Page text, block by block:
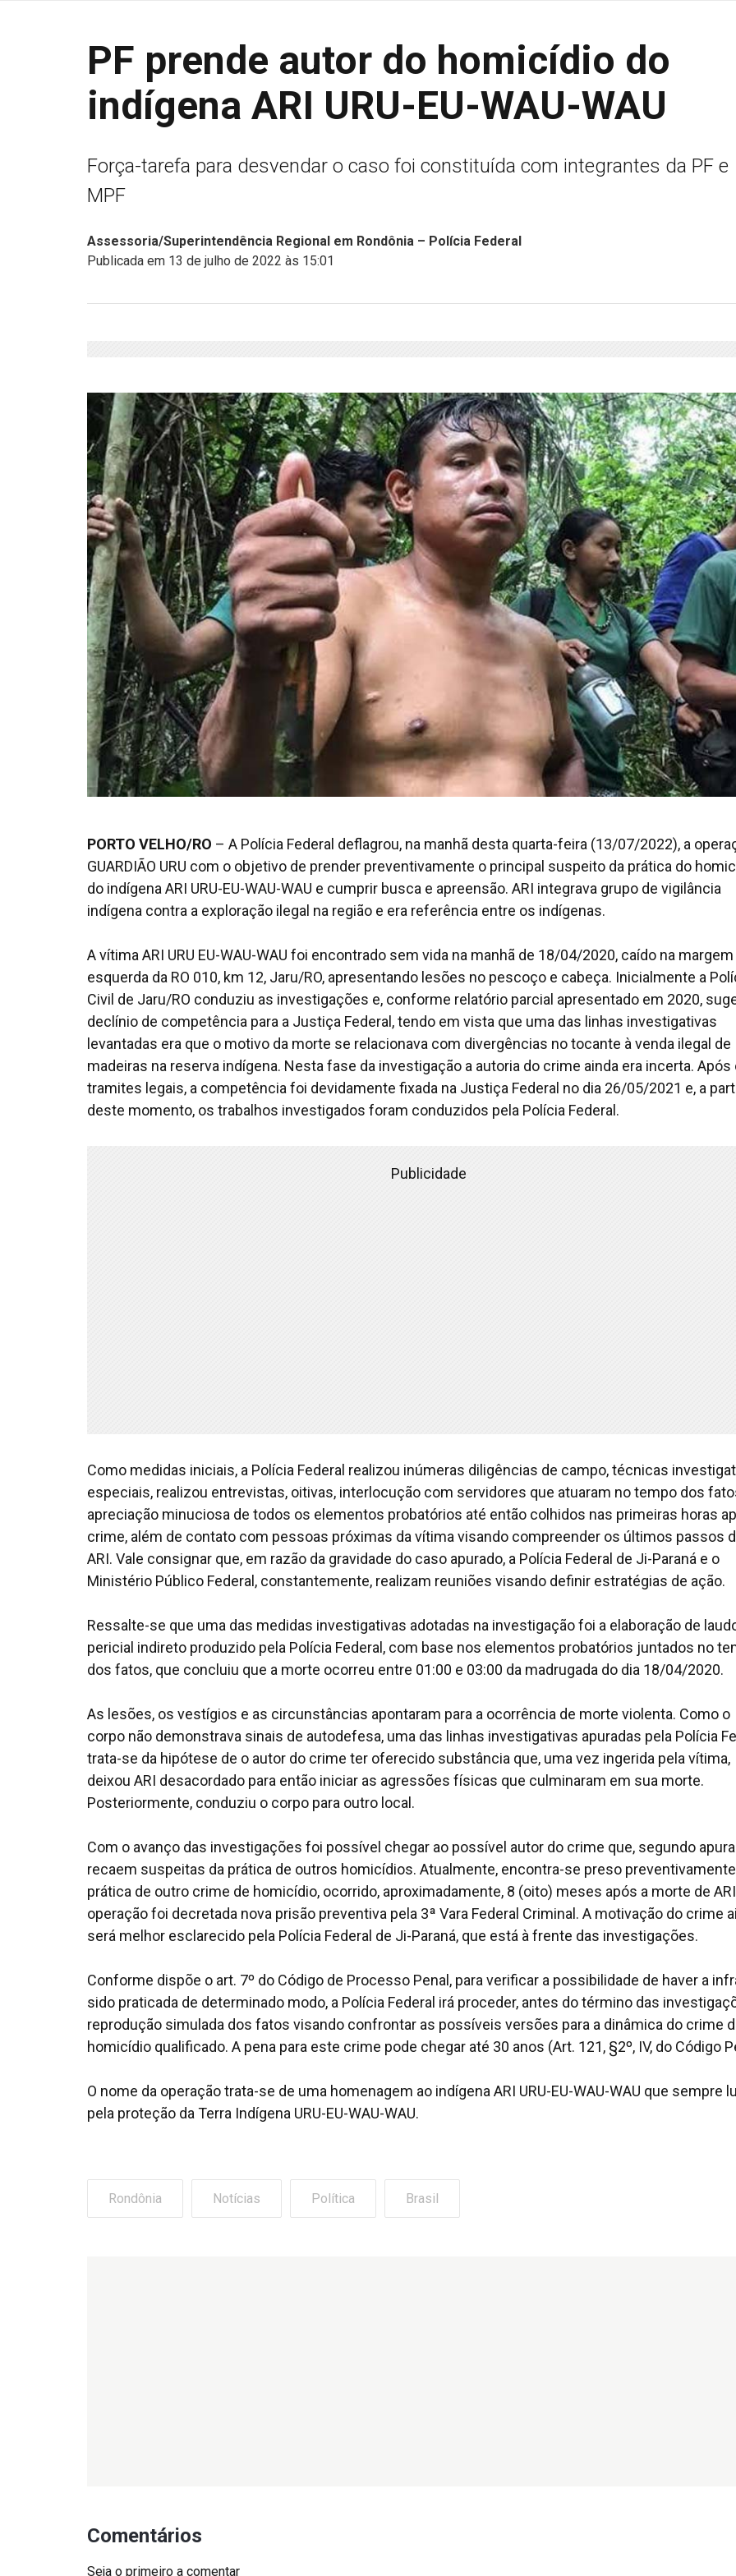
PF prende autor do homicídio do
indígena ARI URU-EU-WAU-WAU
Força-tarefa para desvendar o caso foi constituída com integrantes da PF e
MPF
Assessoria/Superintendência Regional em Rondônia – Polícia Federal
Publicada em 13 de julho de 2022 às 15:01
PORTO VELHO/RO – A Polícia Federal deflagrou, na manhã desta quarta-feira (13/07/2022), a
GUARDIÃO URU com o objetivo de prender preventivamente o principal suspeito da prática do
do indígena ARI URU-EU-WAU-WAU e cumprir busca e apreensão. ARI integrava grupo de vigilância
indígena contra a exploração ilegal na região e era referência entre os indígenas.
A vítima ARI URU EU-WAU-WAU foi encontrado sem vida na manhã de 18/04/2020, caído na margem
esquerda da RO 010, km 12, Jaru/RO, apresentando lesões no pescoço e cabeça. Inicialmente a
Civil de Jaru/RO conduziu as investigações e, conforme relatório parcial apresentado em 2020,
declínio de competência para a Justiça Federal, tendo em vista que uma das linhas investigativas
levantadas era que o motivo da morte se relacionava com divergências no tocante à venda ilegal de
madeiras na reserva indígena. Nesta fase da investigação a autoria do crime ainda era incerta. Após
tramites legais, a competência foi devidamente fixada na Justiça Federal no dia 26/05/2021 e, a
deste momento, os trabalhos investigados foram conduzidos pela Polícia Federal.
Publicidade
Como medidas iniciais, a Polícia Federal realizou inúmeras diligências de campo, técnicas
especiais, realizou entrevistas, oitivas, interlocução com servidores que atuaram no tempo dos
apreciação minuciosa de todos os elementos probatórios até então colhidos nas primeiras horas
crime, além de contato com pessoas próximas da vítima visando compreender os últimos passos
ARI. Vale consignar que, em razão da gravidade do caso apurado, a Polícia Federal de Ji-Paraná e o
Ministério Público Federal, constantemente, realizam reuniões visando definir estratégias de ação.
Ressalte-se que uma das medidas investigativas adotadas na investigação foi a elaboração de
pericial indireto produzido pela Polícia Federal, com base nos elementos probatórios juntados no
dos fatos, que concluiu que a morte ocorreu entre 01:00 e 03:00 da madrugada do dia 18/04/2020.
As lesões, os vestígios e as circunstâncias apontaram para a ocorrência de morte violenta. Como o
corpo não demonstrava sinais de autodefesa, uma das linhas investigativas apuradas pela Polícia
trata-se da hipótese de o autor do crime ter oferecido substância que, uma vez ingerida pela vítima,
deixou ARI desacordado para então iniciar as agressões físicas que culminaram em sua morte.
Posteriormente, conduziu o corpo para outro local.
Com o avanço das investigações foi possível chegar ao possível autor do crime que, segundo
recaem suspeitas da prática de outros homicídios. Atualmente, encontra-se preso
prática de outro crime de homicídio, ocorrido, aproximadamente, 8 (oito) meses após a morte de
operação foi decretada nova prisão preventiva pela 3ª Vara Federal Criminal. A motivação do crime
será melhor esclarecido pela Polícia Federal de Ji-Paraná, que está à frente das investigações.
Conforme dispõe o art. 7º do Código de Processo Penal, para verificar a possibilidade de haver a
sido praticada de determinado modo, a Polícia Federal irá proceder, antes do término das
reprodução simulada dos fatos visando confrontar as possíveis versões para a dinâmica do crime
homicídio qualificado. A pena para este crime pode chegar até 30 anos (Art. 121, §2º, IV, do Código
O nome da operação trata-se de uma homenagem ao indígena ARI URU-EU-WAU-WAU que sempre
pela proteção da Terra Indígena URU-EU-WAU-WAU.
Rondônia Notícias Política Brasil
Comentários
Seja o primeiro a comentar